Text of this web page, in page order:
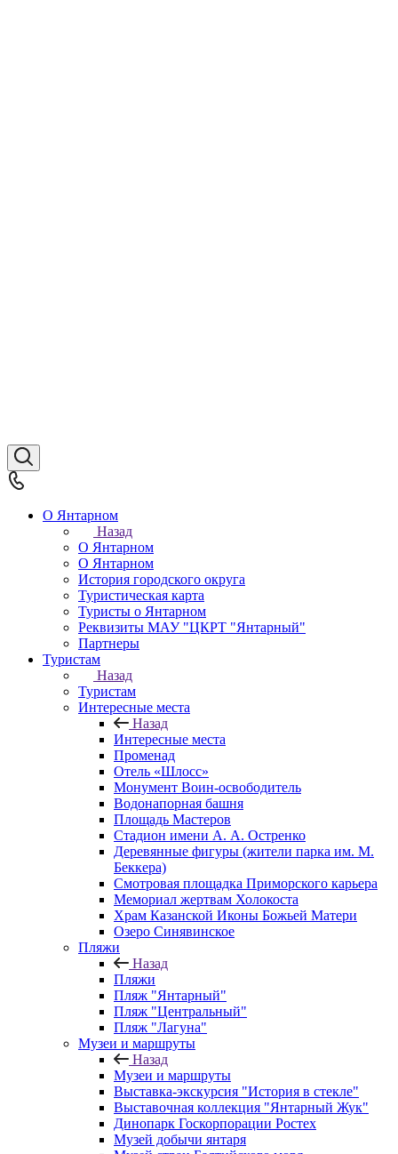
О Янтарном
Назад
О Янтарном
О Янтарном
История городского округа
Туристическая карта
Туристы о Янтарном
Реквизиты МАУ "ЦКРТ "Янтарный"
Партнеры
Туристам
Назад
Туристам
Интересные места
Назад
Интересные места
Променад
Отель «Шлосс»
Монумент Воин-освободитель
Водонапорная башня
Площадь Мастеров
Стадион имени А. А. Остренко
Деревянные фигуры (жители парка им. М.
Беккера)
Смотровая площадка Приморского карьера
Мемориал жертвам Холокоста
Храм Казанской Иконы Божьей Матери
Озеро Синявинское
Пляжи
Назад
Пляжи
Пляж "Янтарный"
Пляж "Центральный"
Пляж "Лагуна"
Музеи и маршруты
Назад
Музеи и маршруты
Выставка-экскурсия "История в стекле"
Выставочная коллекция "Янтарный Жук"
Динопарк Госкорпорации Ростех
Музей добычи янтаря